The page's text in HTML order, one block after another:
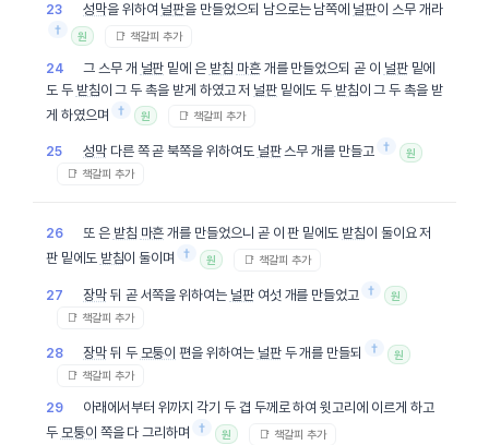
23 성막을 위하여 널판을 만들었으되 남으로는 남쪽에 널판이 스무 개라
†
원 📑 책갈피 추가
24 그 스무 개 널판 밑에 은 받침 마흔개를 만들었으되 곧 이 널판밑에
도 두 받침이 그 두 촉을 받게 하였고 저 널판 밑에도 두 받침이 그 두 촉을 받
게 하였으며
† 원 📑 책갈피 추가
25 성막다른 쪽 곧 북쪽을 위하여도 널판스무 개를 만들고 † 원
📑 책갈피 추가
26 또 은 받침 마흔 개를 만들었으니 곧 이 판 밑에도 받침이 둘이요 저
판 밑에도 받침이 둘이며 † 원 📑 책갈피 추가
27 장막뒤 곧 서쪽을 위하여는 널판여섯 개를 만들었고 † 원
📑 책갈피 추가
28 장막뒤 두 모퉁이 편을 위하여는 널판두 개를 만들되 † 원
📑 책갈피 추가
29
아래에서부터 위까지 각기 두 겹 두께로 하여 윗고리에 이르게 하고
두 모퉁이 쪽을 다 그리하며 † 원 📑 책갈피 추가